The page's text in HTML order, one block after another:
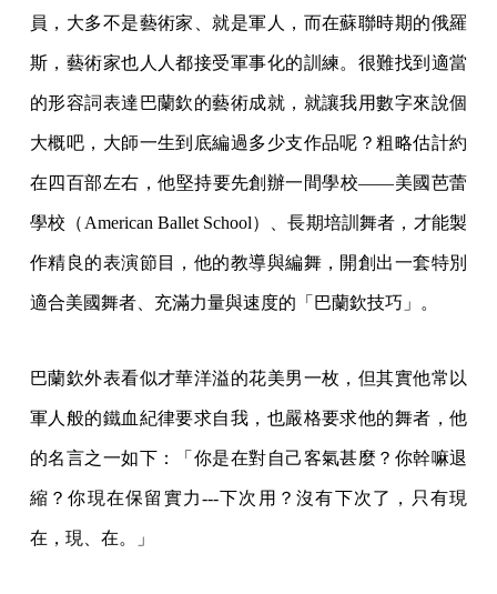
員，大多不是藝術家、就是軍人，而在蘇聯時期的俄羅
斯，藝術家也人人都接受軍事化的訓練。很難找到適當
的形容詞表達巴蘭欽的藝術成就，就讓我用數字來說個
大概吧，大師一生到底編過多少支作品呢？粗略估計約
在四百部左右，他堅持要先創辦一間學校——美國芭蕾
學校（American Ballet School）、長期培訓舞者，才能製
作精良的表演節目，他的教導與編舞，開創出一套特別
適合美國舞者、充滿力量與速度的「巴蘭欽技巧」。
巴蘭欽外表看似才華洋溢的花美男一枚，但其實他常以
軍人般的鐵血紀律要求自我，也嚴格要求他的舞者，他
的名言之一如下：「你是在對自己客氣甚麼？你幹嘛退
縮？你現在保留實力---下次用？沒有下次了，只有現
在，現、在。」